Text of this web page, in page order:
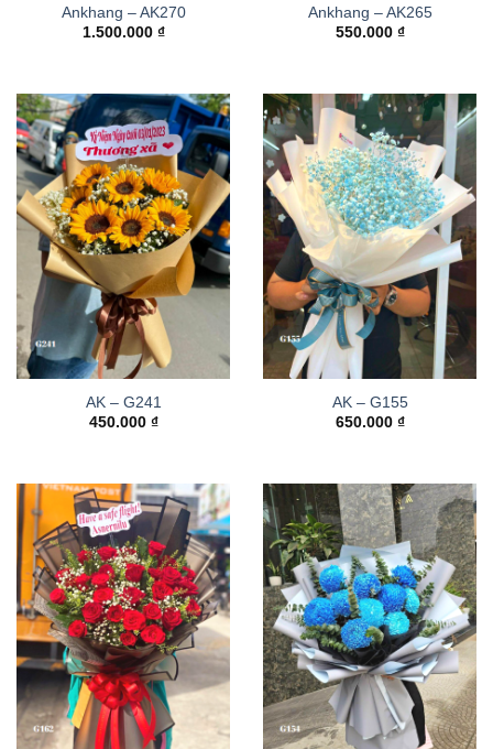
Ankhang – AK270
1.500.000 ₫
Ankhang – AK265
550.000 ₫
AK – G241
450.000 ₫
AK – G155
650.000 ₫